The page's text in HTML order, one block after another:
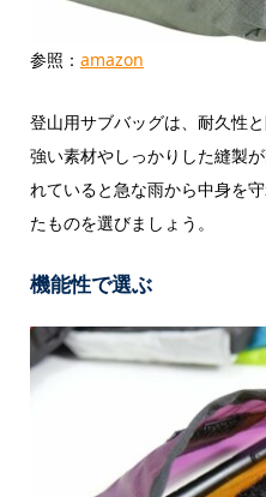
参照： amazon
登山用サブバッグは、耐久性
強い素材やしっかりした縫製
れていると急な雨から中身を
たものを選びましょう。
機能性で選ぶ